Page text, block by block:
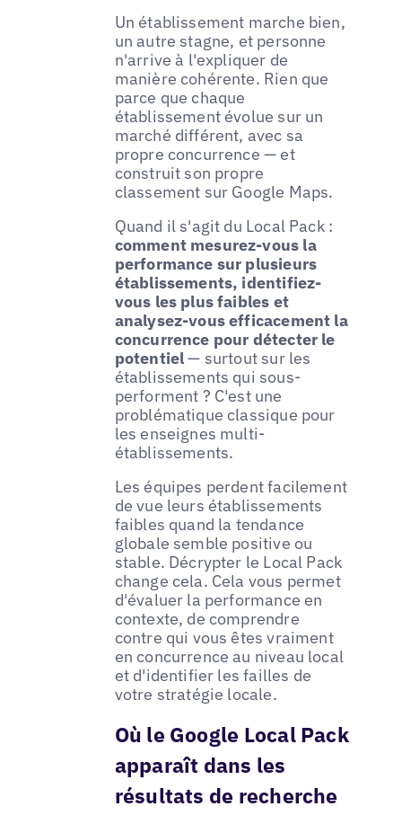
Un établissement marche bien,
un autre stagne, et personne
n'arrive à l'expliquer de
manière cohérente. Rien que
parce que chaque
établissement évolue sur un
marché différent, avec sa
propre concurrence — et
construit son propre
classement sur Google Maps.
Quand il s'agit du Local Pack :
comment mesurez-vous la
performance sur plusieurs
établissements, identifiez-
vous les plus faibles et
analysez-vous efficacement la
concurrence pour détecter le
potentiel— surtout sur les
établissements qui sous-
performent ? C'est une
problématique classique pour
les enseignes multi-
établissements.
Les équipes perdent facilement
de vue leurs établissements
faibles quand la tendance
globale semble positive ou
stable. Décrypter le Local Pack
change cela. Cela vous permet
d'évaluer la performance en
contexte, de comprendre
contre qui vous êtes vraiment
en concurrence au niveau local
et d'identifier les failles de
votre stratégie locale.
Où le Google Local Pack
apparaît dans les
résultats de recherche